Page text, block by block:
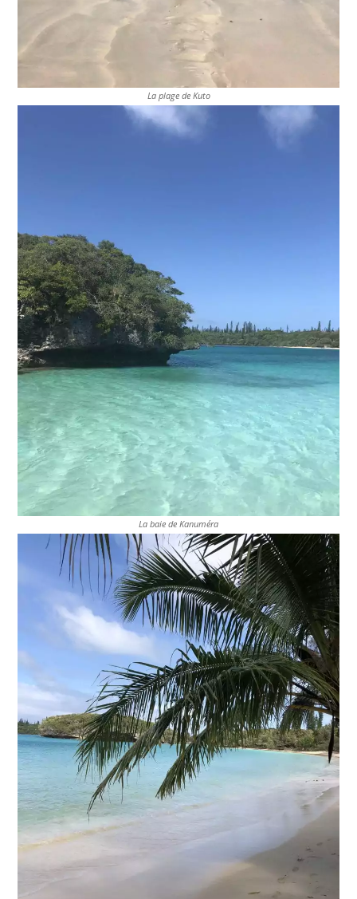
La plage de Kuto
La baie de Kanuméra